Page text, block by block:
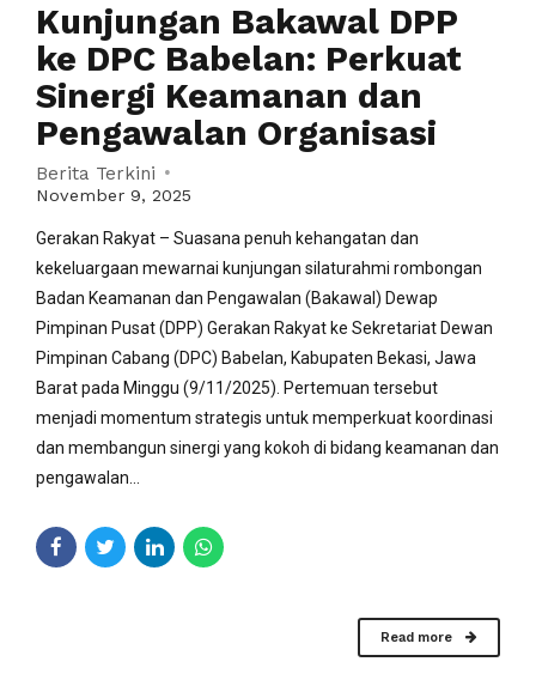
Kunjungan Bakawal DPP
ke DPC Babelan: Perkuat
Sinergi Keamanan dan
Pengawalan Organisasi
Berita Terkini
November 9, 2025
Gerakan Rakyat – Suasana penuh kehangatan dan
kekeluargaan mewarnai kunjungan silaturahmi rombongan
Badan Keamanan dan Pengawalan (Bakawal) Dewap
Pimpinan Pusat (DPP) Gerakan Rakyat ke Sekretariat Dewan
Pimpinan Cabang (DPC) Babelan, Kabupaten Bekasi, Jawa
Barat pada Minggu (9/11/2025). Pertemuan tersebut
menjadi momentum strategis untuk memperkuat koordinasi
dan membangun sinergi yang kokoh di bidang keamanan dan
pengawalan...
Read more